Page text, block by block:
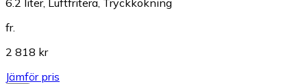
fr.
2 818 kr
Jämför pris